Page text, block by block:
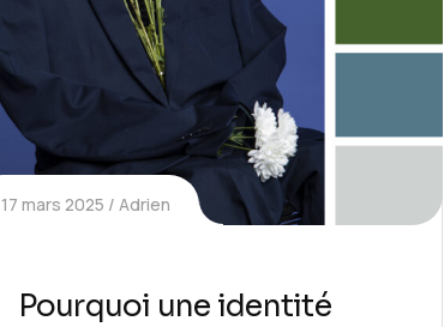
17 mars 2025 Adrien
Pourquoi une identité